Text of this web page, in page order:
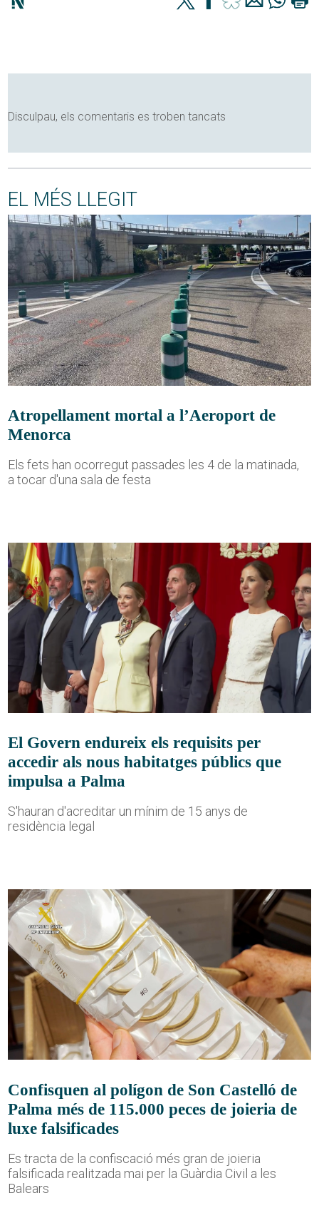
Disculpau, els comentaris es troben tancats
EL MÉS LLEGIT
Atropellament mortal a l’Aeroport de
Menorca
Els fets han ocorregut passades les 4 de la matinada,
a tocar d'una sala de festa
El Govern endureix els requisits per
accedir als nous habitatges públics que
impulsa a Palma
S'hauran d'acreditar un mínim de 15 anys de
residència legal
Confisquen al polígon de Son Castelló de
Palma més de 115.000 peces de joieria de
luxe falsificades
Es tracta de la confiscació més gran de joieria
falsificada realitzada mai per la Guàrdia Civil a les
Balears